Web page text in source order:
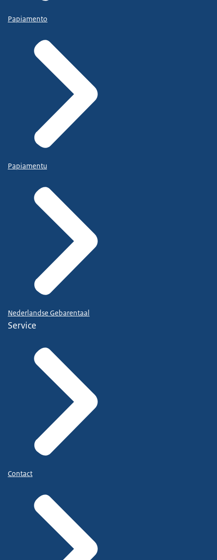
Papiamento
Papiamentu
Nederlandse Gebarentaal
Service
Contact